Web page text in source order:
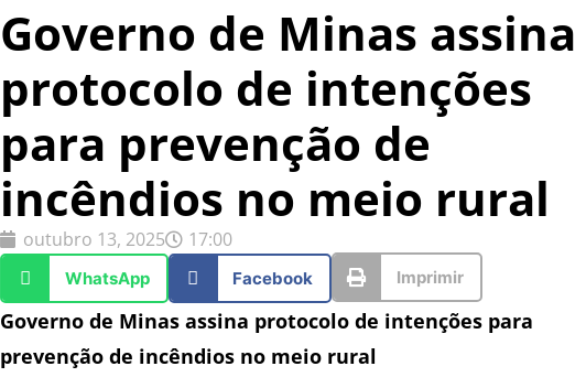
Governo de Minas assina
protocolo de intenções
para prevenção de
incêndios no meio rural
outubro 13, 2025 17:00
WhatsApp Facebook Imprimir
Governo de Minas assina protocolo de intenções para
prevenção de incêndios no meio rural